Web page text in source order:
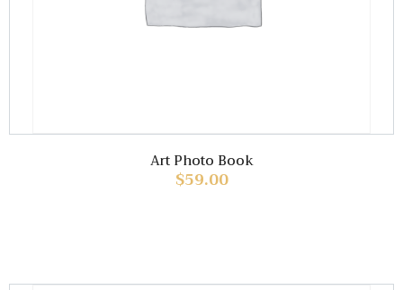
Art Photo Book
$59.00